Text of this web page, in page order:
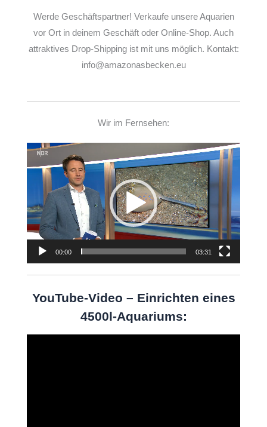
Werde Geschäftspartner! Verkaufe unsere Aquarien
vor Ort in deinem Geschäft oder Online-Shop. Auch
attraktives Drop-Shipping ist mit uns möglich. Kontakt:
info@amazonasbecken.eu
Wir im Fernsehen:
Player
00:00 03:31
YouTube-Video – Einrichten eines
4500l-Aquariums: